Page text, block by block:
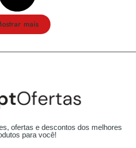
mais
ofertas e descontos dos melhores
para você!